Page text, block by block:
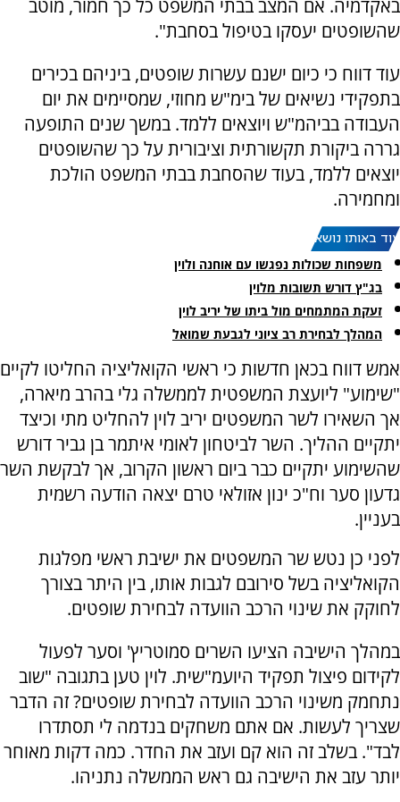
באקדמיה. אם המצב בבתי המשפט כל כך חמור, מוטב
שהשופטים יעסקו בטיפול בסחבת".
עוד דווח כי כיום ישנם עשרות שופטים, ביניהם בכירים
בתפקידי נשיאים של בימ"ש מחוזי, שמסיימים את יום
העבודה בביהמ"ש ויוצאים ללמד. במשך שנים התופעה
גררה ביקורת תקשורתית וציבורית על כך שהשופטים
יוצאים ללמד, בעוד שהסחבת בבתי המשפט הולכת
ומחמירה.
עוד באותו נושא:
משפחות שכולות נפגשו עם אוחנה ולוין
בג"ץ דורש תשובות מלוין
זעקת המתמחים מול ביתו של יריב לוין
המהלך לבחירת רב ציוני לגבעת שמואל
אמש דווח בכאן חדשות כי ראשי הקואליציה החליטו לקיים
"שימוע" ליועצת המשפטית לממשלה גלי בהרב מיארה,
אך השאירו לשר המשפטים יריב לוין להחליט מתי וכיצד
יתקיים ההליך. השר לביטחון לאומי איתמר בן גביר דורש
שהשימוע יתקיים כבר ביום ראשון הקרוב, אך לבקשת השר
גדעון סער וח"כ ינון אזולאי טרם יצאה הודעה רשמית
בעניין.
לפני כן נטש שר המשפטים את ישיבת ראשי מפלגות
הקואליציה בשל סירובם לגבות אותו, בין היתר בצורך
לחוקק את שינוי הרכב הוועדה לבחירת שופטים.
במהלך הישיבה הציעו השרים סמוטריץ' וסער לפעול
לקידום פיצול תפקיד היועמ"שית. לוין טען בתגובה "שוב
נתחמק משינוי הרכב הוועדה לבחירת שופטים? זה הדבר
שצריך לעשות. אם אתם משחקים בנדמה לי תסתדרו
לבד". בשלב זה הוא קם ועזב את החדר. כמה דקות מאוחר
יותר עזב את הישיבה גם ראש הממשלה נתניהו.